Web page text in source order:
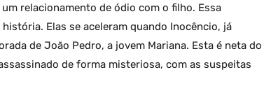
relacionamento de ódio com o filho. Essa
Elas se aceleram quando Inocêncio, já
de João Pedro, a jovem Mariana. Esta é neta do
de forma misteriosa, com as suspeitas